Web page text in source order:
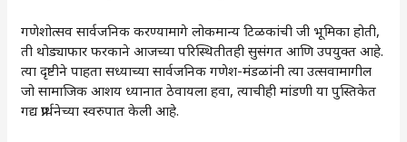
गणेशोत्सव सार्वजनिक करण्यामागे लोकमान्य टिळकांची जी भूमिका होती,
ती थोड्याफार फरकाने आजच्या परिस्थितीतही सुसंगत आणि उपयुक्त आहे.
त्या दृष्टीने पाहता सध्याच्या सार्वजनिक गणेश-मंडळांनी त्या उत्सवामागील
जो सामाजिक आशय ध्यानात ठेवायला हवा, त्याचीही मांडणी या पुस्तिकेत
गद्य प्रार्थनेच्या स्वरुपात केली आहे.